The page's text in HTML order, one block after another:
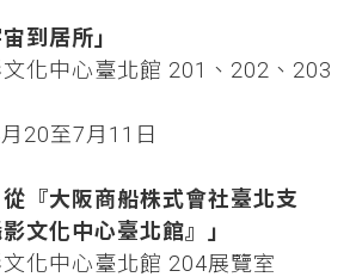
到居所」
化中心臺北館 201、202、203
20至7月11日
從『大阪商船株式會社臺北支
文化中心臺北館』」
化中心臺北館 204展覽室